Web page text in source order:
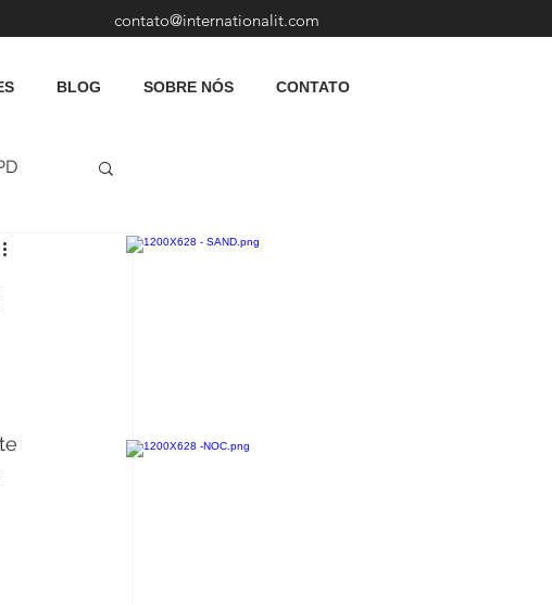
contato@internationalit.com
BLOG SOBRE NÓS CONTATO